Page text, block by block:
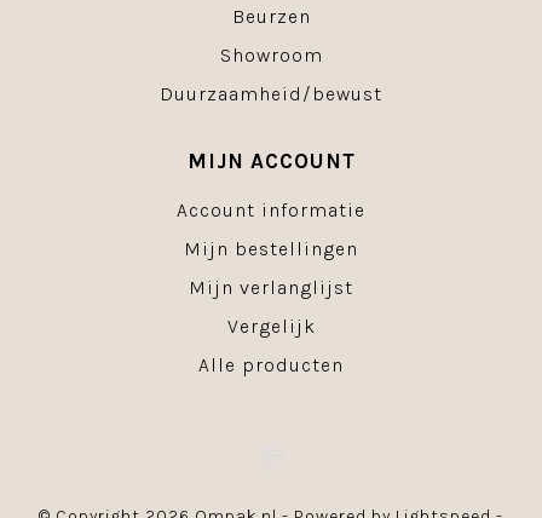
Beurzen
Showroom
Duurzaamheid/bewust
MIJN ACCOUNT
Account informatie
Mijn bestellingen
Mijn verlanglijst
Vergelijk
Alle producten